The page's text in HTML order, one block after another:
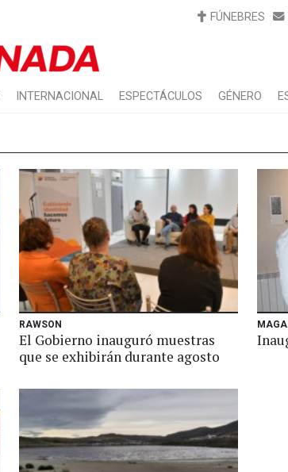
FÚNEBRES
INTERNACIONAL ESPECTÁCULOS GÉNERO
RAWSON
El Gobierno inauguró muestras
que se exhibirán durante agosto